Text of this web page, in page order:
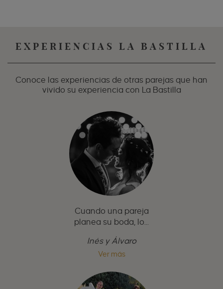
EXPERIENCIAS LA BASTILLA
Conoce las experiencias de otras parejas que han
vivido su experiencia con La Bastilla
Cuando una pareja
planea su boda, lo...
Inés y Álvaro
Ver más